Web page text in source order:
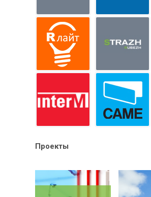
Проекты